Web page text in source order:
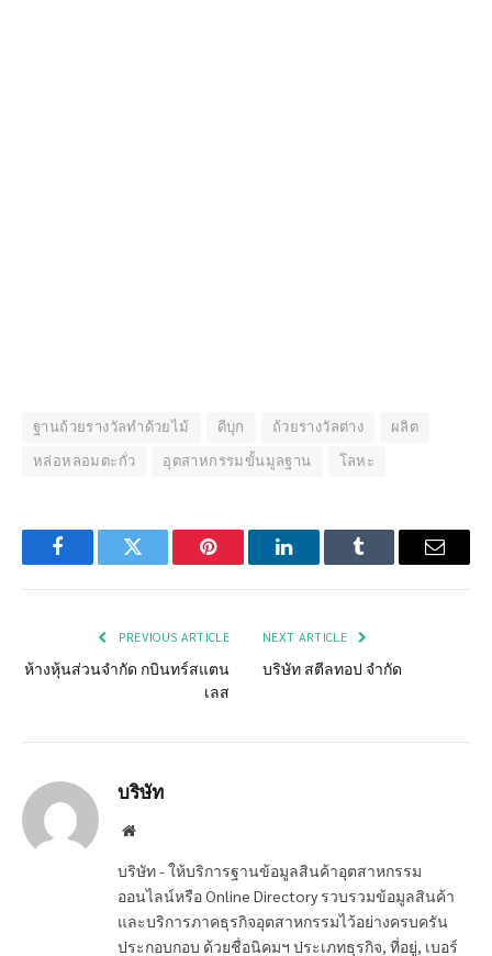
ฐานถ้วยรางวัลทำด้วยไม้ ดีบุก ถ้วยรางวัลต่าง
ผลิต
หล่อหลอมตะกั่ว
อุตสาหกรรมขั้นมูลฐาน โลหะ
FacebookTwitter Pinterest LinkedInTumblr Email
PREVIOUS ARTICLE
ห้างหุ้นส่วนจำกัด กบินทร์สแตน
เลส
NEXT ARTICLE
บริษัท สตีลทอป จำกัด
บริษัท
Website
บริษัท - ให้บริการฐานข้อมูลสินค้าอุตสาหกรรม
ออนไลน์หรือ Online Directory รวบรวมข้อมูลสินค้า
และบริการภาคธุรกิจอุตสาหกรรมไว้อย่างครบครัน
ประกอบกอบ ด้วยชื่อนิคมฯ ประเภทธุรกิจ, ที่อยู่, เบอร์